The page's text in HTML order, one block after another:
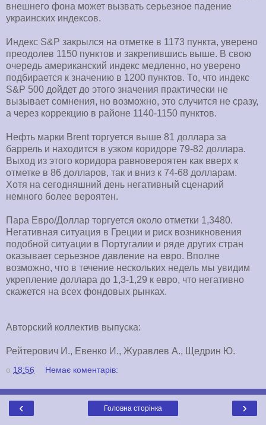
внешнего фона может вызвать серьезное падение
украинских индексов.
Индекс S&P закрылся на отметке в 1173 пункта, уверено
преодолев 1150 пунктов и закрепившись выше. В свою
очередь американский индекс медленно, но уверено
подбирается к значению в 1200 пунктов. То, что индекс
S&P 500 дойдет до этого значения практически не
вызывает сомнения, но возможно, это случится не сразу,
а через коррекцию в районе 1140-1150 пунктов.
Нефть марки Brent торгуется выше 81 доллара за
баррель и находится в узком коридоре 79-82 доллара.
Выход из этого коридора равновероятен как вверх к
отметке в 86 долларов, так и вниз к 74-68 долларам.
Хотя на сегодняшний день негативный сценарий
немного более вероятен.
Пара Евро/Доллар торгуется около отметки 1,3480.
Негативная ситуация в Греции и риск возникновения
подобной ситуации в Португалии и ряде других стран
оказывает серьезное давление на евро. Вполне
возможно, что в течение нескольких недель мы увидим
укрепление доллара до 1,3-1,29 к евро, что негативно
скажется на всех фондовых рынках.
Авторский коллектив выпуска:
Рейтерович И., Евенко И., Журавлев А., Щедрин Ю.
о 18:56 Немає коментарів:
‹ ›
Головна сторінка